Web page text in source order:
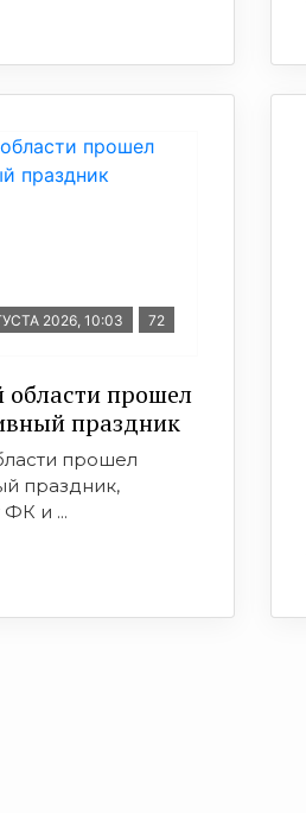
2026, 10:03 72
области прошел
праздник
прошел
праздник,
и ...